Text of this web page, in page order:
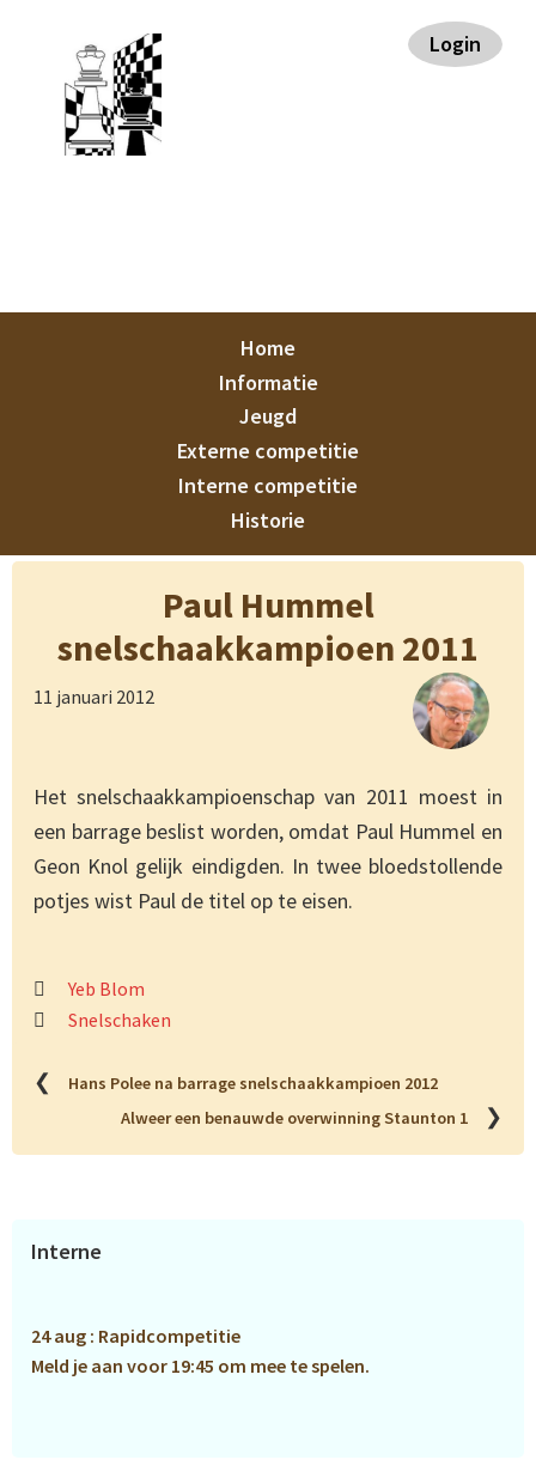
hoofdnavigatie
sidebar
voettekst
Login
Home
Informatie
Jeugd
Externe competitie
Interne competitie
Historie
Paul Hummel
snelschaakkampioen 2011
11 januari 2012
Het snelschaakkampioenschap van 2011 moest in
een barrage beslist worden, omdat Paul Hummel en
Geon Knol gelijk eindigden. In twee bloedstollende
potjes wist Paul de titel op te eisen.
Yeb Blom
Snelschaken
❮
Hans Polee na barrage snelschaakkampioen 2012
Alweer een benauwde overwinning Staunton 1
❯
Primaire
Interne
24 aug : Rapidcompetitie
Meld je aan voor 19:45 om mee te spelen.